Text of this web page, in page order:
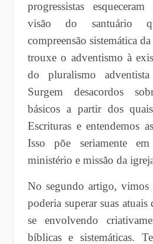
progressistas
visão do santuário
compreensão sistemática
trouxe o adventismo à
do pluralismo
Surgem desacordos
básicos a partir dos
Escrituras e entendemos
Isso põe seriamente
ministério e missão da
No segundo artigo, vimos
poderia superar suas
se envolvendo
bíblicas e sistemáticas.